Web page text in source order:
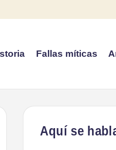
Fallas míticas
Aquí se